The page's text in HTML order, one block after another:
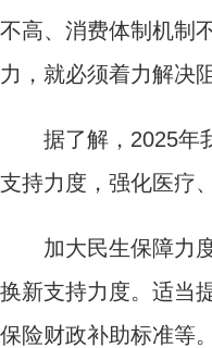
不高、消费体制机制
力，就必须着力解决
据了解，2025年我
支持力度，强化医疗
加大民生保障力度
换新支持力度。适当
保险财政补助标准等